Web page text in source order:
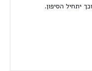
יתחיל הסיפון.